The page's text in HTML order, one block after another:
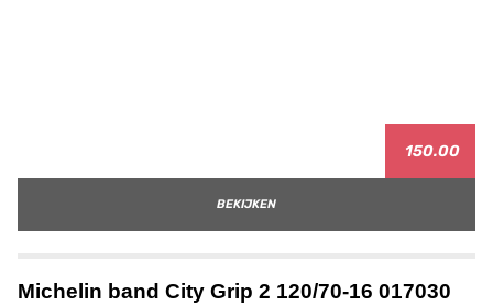
150.00
BEKIJKEN
Michelin band City Grip 2 120/70-16 017030